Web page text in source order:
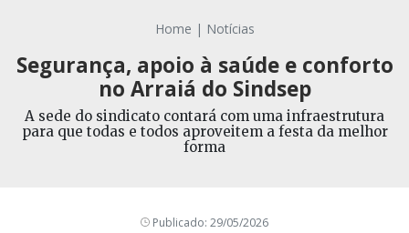
Home | Notícias
Segurança, apoio à saúde e conforto
no Arraiá do Sindsep
A sede do sindicato contará com uma infraestrutura
para que todas e todos aproveitem a festa da melhor
forma
Publicado: 29/05/2026